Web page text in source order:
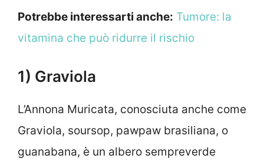
Potrebbe interessarti anche: Tumore: la
vitamina che può ridurre il rischio
1) Graviola
L’Annona Muricata, conosciuta anche come
Graviola, soursop, pawpaw brasiliana, o
guanabana, è un albero sempreverde